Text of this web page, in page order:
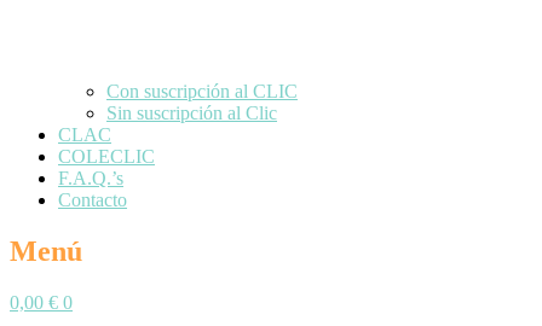
Con suscripción al CLIC
Sin suscripción al Clic
CLAC
COLECLIC
F.A.Q.’s
Contacto
Menú
0,00 € 0